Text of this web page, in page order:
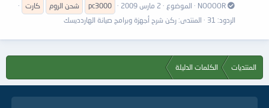
NOOOOR
الموضوع 2 مارس 2009 pc3000 شحن الروم
كارت
الردود: 31
المنتدى: ركن شرح أجهزة وبرامج صيانة الهاردديسك
المنتديات الكلمات الدليلة